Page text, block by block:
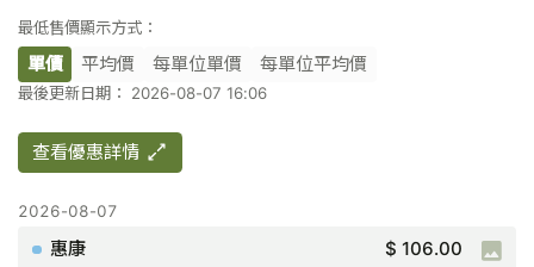
最低售價顯示方式：
單價 平均價 每單位單價 每單位平均價
最後更新日期： 2026-08-07 16:06
查看優惠詳情
$ 106.00